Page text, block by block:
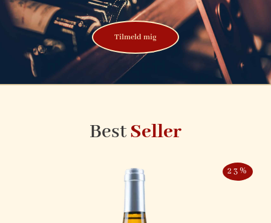
Tilmeld mig
BestSeller
23%